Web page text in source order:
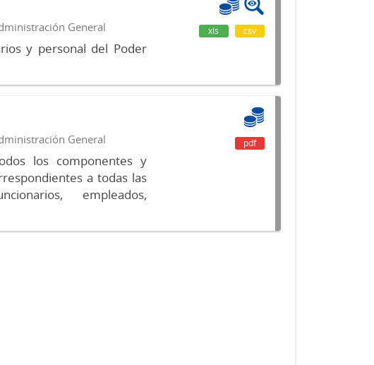
General
y personal del Poder
xls csv
General
los componentes y
a todas las
empleados,
pdf